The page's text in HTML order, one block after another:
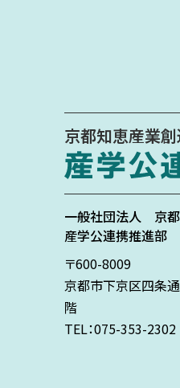
京都知恵産業
一般社団法人 京
産学公連携推進部
〒600-8009
京都市下京区四条
階
TEL：075-353-